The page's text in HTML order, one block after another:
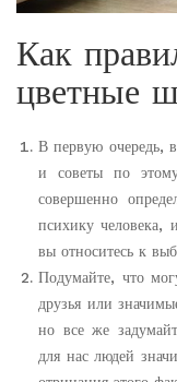
Как
цветные
В первую очередь,
и советы по
совершенно
психику человека,
вы относитесь к
Подумайте, что
друзья или
но все же
для нас людей